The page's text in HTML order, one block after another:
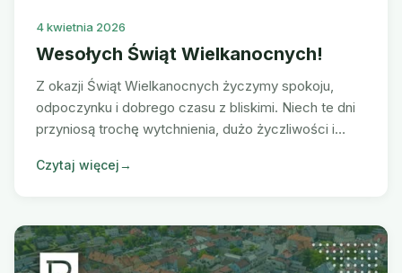
4 kwietnia 2026
Wesołych Świąt Wielkanocnych!
Z okazji Świąt Wielkanocnych życzymy spokoju,
odpoczynku i dobrego czasu z bliskimi. Niech te dni
przyniosą trochę wytchnienia, dużo życzliwości i
Wielkanocnych!
Czytaj więcej→